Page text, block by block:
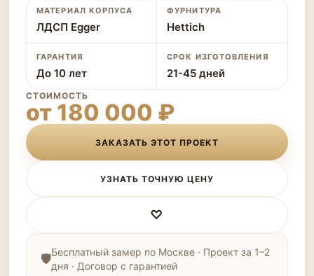
МАТЕРИАЛ КОРПУСА
ЛДСП Egger
ФУРНИТУРА
Hettich
ГАРАНТИЯ
До 10 лет
СРОК ИЗГОТОВЛЕНИЯ
21-45 дней
СТОИМОСТЬ
от 180 000 ₽
ЗАКАЗАТЬ ЭТОТ ПРОЕКТ
УЗНАТЬ ТОЧНУЮ ЦЕНУ
♡
Бесплатный замер по Москве · Проект за 1–2
дня · Договор с гарантией